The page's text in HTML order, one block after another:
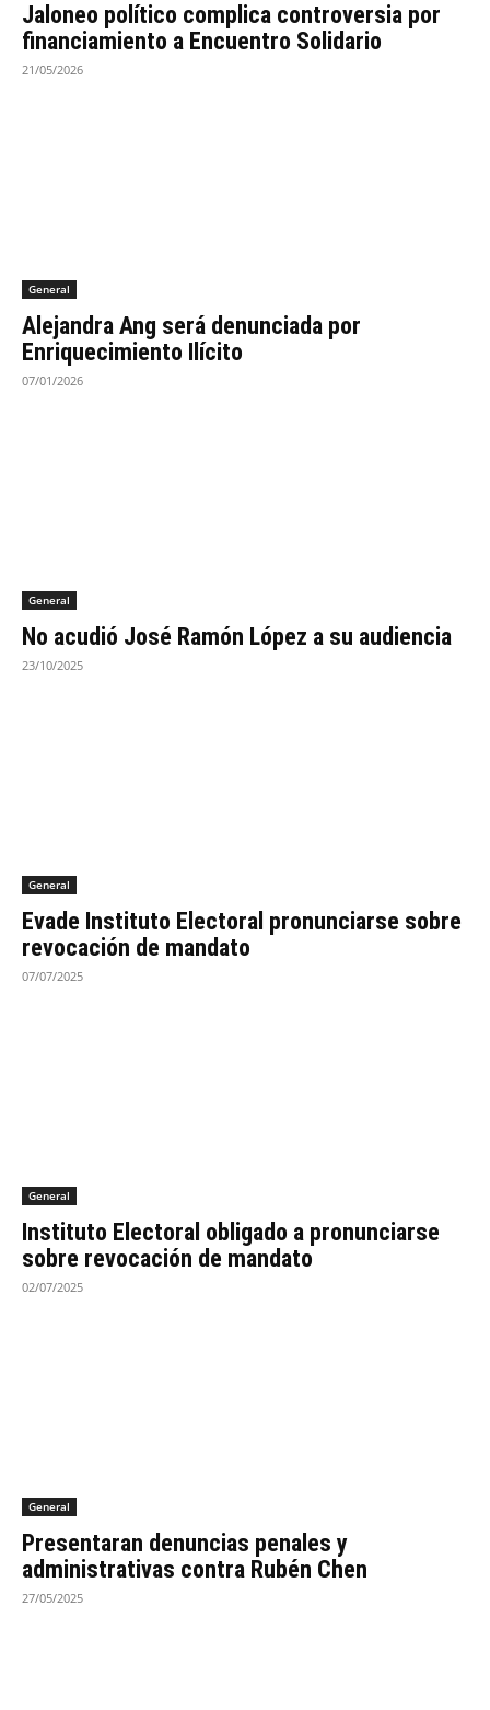
Jaloneo político complica controversia por
financiamiento a Encuentro Solidario
21/05/2026
General
Alejandra Ang será denunciada por
Enriquecimiento Ilícito
07/01/2026
General
No acudió José Ramón López a su audiencia
23/10/2025
General
Evade Instituto Electoral pronunciarse sobre
revocación de mandato
07/07/2025
General
Instituto Electoral obligado a pronunciarse
sobre revocación de mandato
02/07/2025
General
Presentaran denuncias penales y
administrativas contra Rubén Chen
27/05/2025